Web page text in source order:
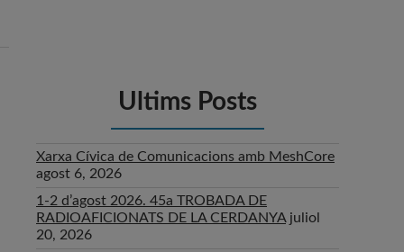
Ultims Posts
Xarxa Cívica de Comunicacions amb MeshCore
agost 6, 2026
1-2 d’agost 2026. 45a TROBADA DE
RADIOAFICIONATS DE LA CERDANYA juliol
20, 2026